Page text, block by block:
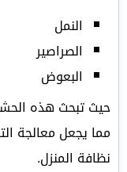
النمل
الصراصير
البعوض
حيث تبحث هذه
مما يجعل معالجة
نظافة المنزل.